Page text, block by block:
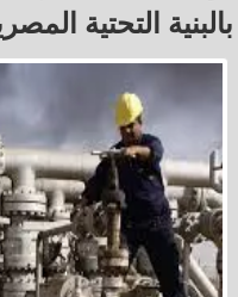
بالبنية التحتية